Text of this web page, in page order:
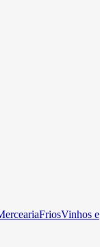
FriosVinhos e